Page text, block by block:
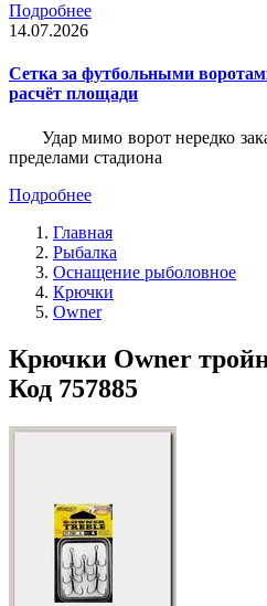
Подробнее
14.07.2026
Сетка за футбольными
расчёт площади
Удар мимо ворот нередко
пределами стадиона
Подробнее
Главная
Рыбалка
Оснащение рыболовное
Крючки
Owner
Крючки Owner
Код 757885